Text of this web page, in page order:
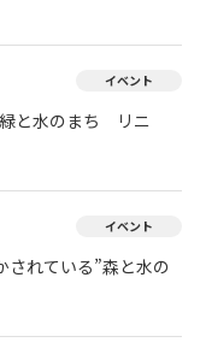
イベント
と水のまち リニ
イベント
れている”森と水の